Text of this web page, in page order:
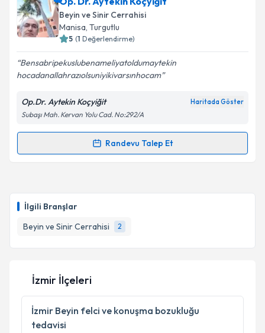
İlgili Branşlar
Beyin ve Sinir Cerrahisi
2
E-posta Adresiniz
Kişisel verilerimin işlenmesine ilişkin
kapsamda işlenmesini kabul ediyorum.
Takvim Talebini Gönder
Beyin ve Sinir Cerrahisi
Manisa, Turgutlu
5 (1 Değerlendirme)
Bensabripekuslubenameliyatoldumaytekin
hocadanallahrazıolsuniyikivarsınhocam
Op.Dr. Aytekin Koçyiğit Haritada Göster
Subaşı Mah. Kervan Yolu Cad. No:292/A
Randevu Talep Et
Randevu Takvimi Talebi
takvim hazırlandığında e-posta ile bilgilendireceğiz.
Kişisel verilerimin işlenmesine ilişkinAydınlatma
Metni
'ni okudum ve kişisel verilerimin belirtilen
kapsamda işlenmesini kabul ediyorum.
İzmir İlçeleri
İzmir Beyin felci ve konuşma bozukluğu
tedavisi